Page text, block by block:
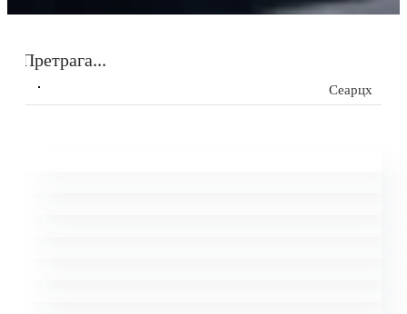
Сеарцх